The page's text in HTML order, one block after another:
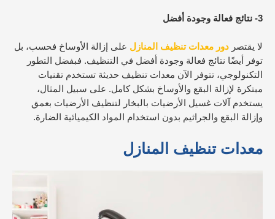
3- نتائج فعالة وجودة أفضل
لا يقتصر دور معدات تنظيف المنازل على إزالة الأوساخ فحسب، بل
توفر أيضًا نتائج فعالة وجودة أفضل في التنظيف. فبفضل التطور
التكنولوجي، تتوفر الآن معدات تنظيف حديثة تستخدم تقنيات
مبتكرة لإزالة البقع والأوساخ بشكل كامل. على سبيل المثال،
يستخدم آلات غسيل الأرضيات بالبخار لتنظيف الأرضيات بعمق
وإزالة البقع والجراثيم بدون استخدام المواد الكيميائية الضارة.
معدات تنظيف المنازل